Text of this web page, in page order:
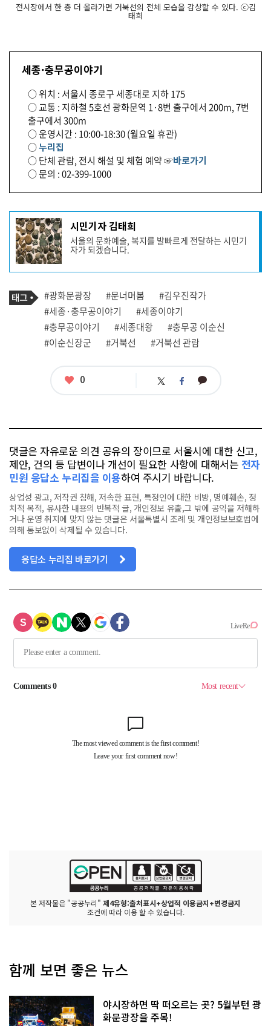
전시장에서 한 층 더 올라가면 거북선의 전체 모습을 감상할 수 있다. ⓒ김
태희
세종·충무공이야기
○ 위치 : 서울시 종로구 세종대로 지하 175
○ 교통 : 지하철 5호선 광화문역 1·8번 출구에서 200m, 7번
출구에서 300m
○ 운영시간 : 10:00-18:30 (월요일 휴관)
○누리집
○ 단체 관람, 전시 해설 및 체험 예약 ☞바로가기
○ 문의 : 02-399-1000
기
사
작
성
자
프
필
시민기자 김태희
서울의 문화예술, 복지를 발빠르게 전달하는 시민기
자가 되겠습니다.
기
사
관
련
태
그
태
그
#광화문광장 #문너머봄
#김우진작가
#세종·충무공이야기
#세종이야기
#충무공이야기
#세종대왕
#충무공 이순신
#이순신장군
#거북선 #거북선 관람
좋
0 트 페 카
댓글은 자유로운 의견 공유의 장이므로 서울시에 대한 신고,
제안, 건의 등 답변이나 개선이 필요한 사항에 대해서는 전자
민원 응답소 누리집을 이용하여 주시기 바랍니다.
상업성 광고, 저작권 침해, 저속한 표현, 특정인에 대한 비방, 명예훼손, 정
치적 목적, 유사한 내용의 반복적 글, 개인정보 유출,그 밖에 공익을 저해하
거나 운영 취지에 맞지 않는 댓글은 서울특별시 조례 및 개인정보보호법에
의해 통보없이 삭제될 수 있습니다.
응답소 누리집 바로가기
본 저작물은 "공공누리" 제4유형:출처표시+상업적 이용금지+변경금지
조건에 따라 이용 할 수 있습니다.
함께 보면 좋은 뉴스
야시장하면 딱 떠오르는 곳? 5월부턴 광
화문광장을 주목!